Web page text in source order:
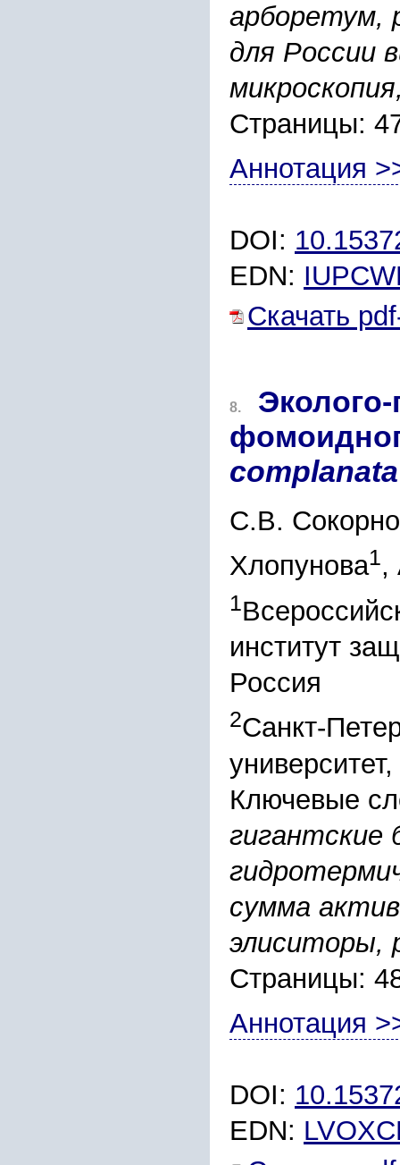
арборетум,
для России
Страницы:
Аннотация
DOI:
EDN:
Скачать
8.
Эколого-
complanata
С.В.
Хлопунова1,
1
институт
Россия
2Санкт-
Ключевые
гигантские
сумма
элиситоры,
Страницы:
Аннотация
DOI:
EDN: